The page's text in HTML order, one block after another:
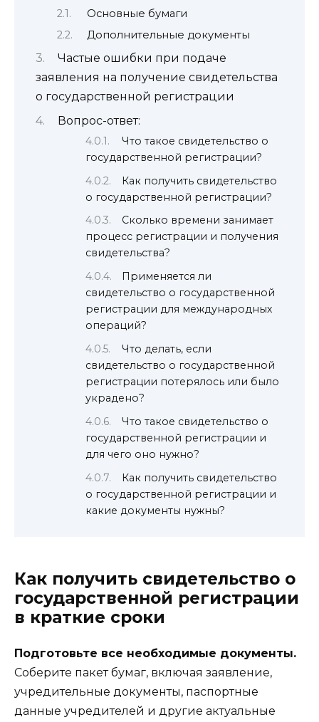
Основные бумаги
Дополнительные документы
Частые ошибки при подаче
заявления на получение свидетельства
о государственной регистрации
Вопрос-ответ:
Что такое свидетельство о
государственной регистрации?
Как получить свидетельство
о государственной регистрации?
Сколько времени занимает
процесс регистрации и получения
свидетельства?
Применяется ли
свидетельство о государственной
регистрации для международных
операций?
Что делать, если
свидетельство о государственной
регистрации потерялось или было
украдено?
Что такое свидетельство о
государственной регистрации и
для чего оно нужно?
Как получить свидетельство
о государственной регистрации и
какие документы нужны?
Как получить свидетельство о
государственной регистрации
в краткие сроки
Подготовьте все необходимые документы.
Соберите пакет бумаг, включая заявление,
учредительные документы, паспортные
данные учредителей и другие актуальные